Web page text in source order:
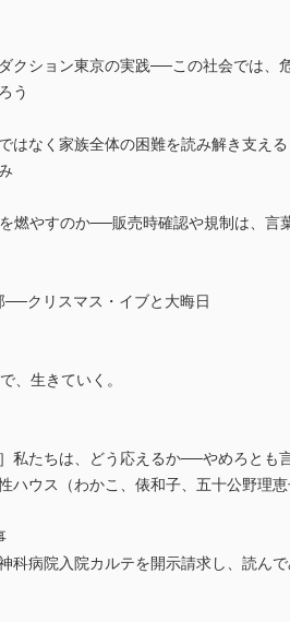
クション東京の実践──この社会では、
う
はなく家族全体の困難を読み解き支える
燃やすのか──販売時確認や規制は、言
──クリスマス・イブと大晦日
、生きていく。
］私たちは、どう応えるか──やめろとも
ハウス（わかこ、俵和子、五十公野理恵
科病院入院カルテを開示請求し、読ん